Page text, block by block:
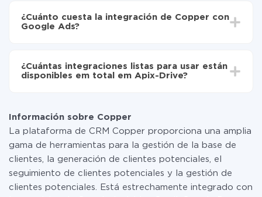
de Copper a Google Ads
oscilar entre 5 y 30 minutos. En promedio, la
configuración tarda entre 10 y 15 minutos.
¿Cuánto cuesta la integración de Copper con
Google Ads?
tarifas. Usted solo paga por la cantidad de datos que
realmente se transfieren de uno de sus sistemas a otro
manera segura un plan de tarifa gratuita o cambiar a
uno de pago, si es necesario. Más detalles sobre
tarifas.
¿Cuántas integraciones listas para usar están
disponibles em total em Apix-Drive?
Información sobre Copper
La plataforma de CRM Copper proporciona una amplia
gama de herramientas para la gestión de la base de
clientes, la generación de clientes potenciales, el
seguimiento de clientes potenciales y la gestión de
clientes potenciales. Está estrechamente integrado con